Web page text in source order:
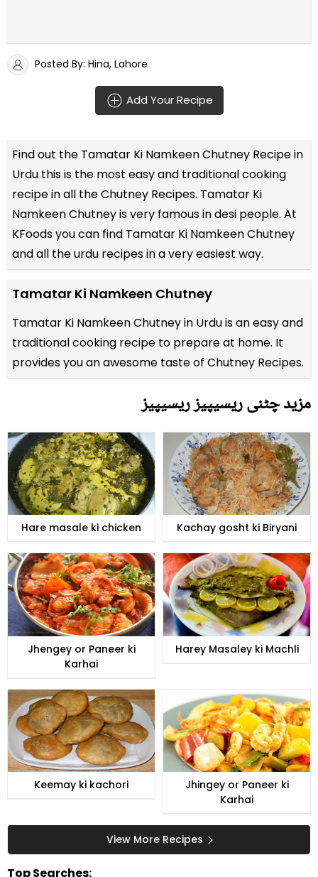
Posted By: Hina, Lahore
Add Your Recipe
Find out the Tamatar Ki Namkeen Chutney Recipe in
Urdu this is the most easy and traditional cooking
recipe in all theChutney Recipes. Tamatar Ki
Namkeen Chutney is very famous in desi people. At
KFoods you can find Tamatar Ki Namkeen Chutney
and all theurdu recipesin a very easiest way.
Tamatar Ki Namkeen Chutney
Tamatar Ki Namkeen Chutney in Urdu is an easy and
traditional cooking recipe to prepare at home. It
provides you an awesome taste of Chutney Recipes.
مزید چٹنی ریسیپیز ریسیپیز
Hare masale ki chicken Kachay gosht ki Biryani
Jhengey or Paneer ki
Karhai
Harey Masaley ki Machli
Keemay ki kachori
Jhingey or Paneer ki
Karhai
View More Recipes
Top Searches: